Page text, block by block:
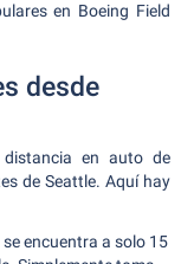
en Boeing Field
desde
en auto de
de Seattle. Aquí hay
se encuentra a solo 15